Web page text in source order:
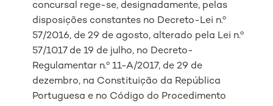
concursal rege-se, designadamente, pelas
disposições constantes no Decreto-Lei n.º
57/2016, de 29 de agosto, alterado pela Lei n.º
57/1017 de 19 de julho, no Decreto-
Regulamentar n.º 11-A/2017, de 29 de
dezembro, na Constituição da República
Portuguesa e no Código do Procedimento